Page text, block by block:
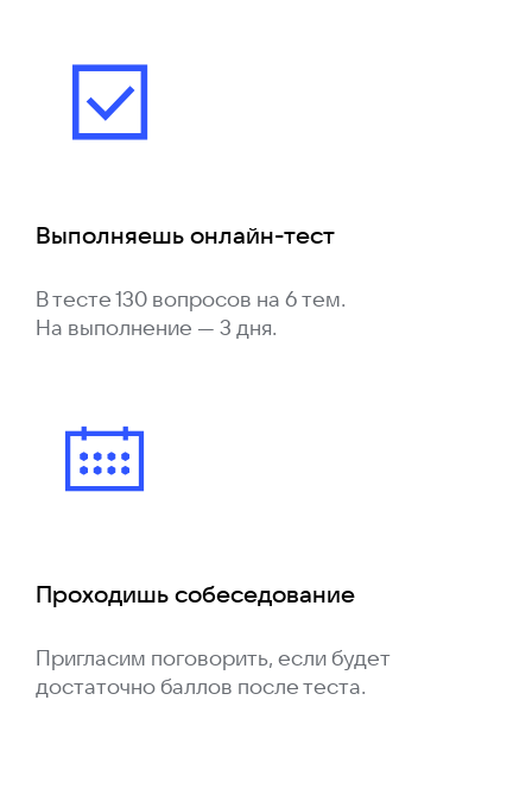
Выполняешь онлайн-тест
В тесте 130 вопросов на 6 тем.
На выполнение — 3 дня.
Проходишь собеседование
Пригласим поговорить, если будет
достаточно баллов после теста.